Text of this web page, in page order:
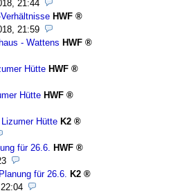
21:44
HWF
21:59
- Wattens HWF
Hütte HWF
Hütte HWF
Hütte K2
für 26.6.
HWF
für 26.6.
K2